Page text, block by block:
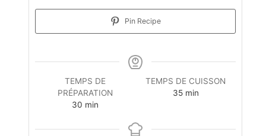
Pin Recipe
TEMPS DE
PRÉPARATION
30 min
TEMPS DE CUISSON
35 min